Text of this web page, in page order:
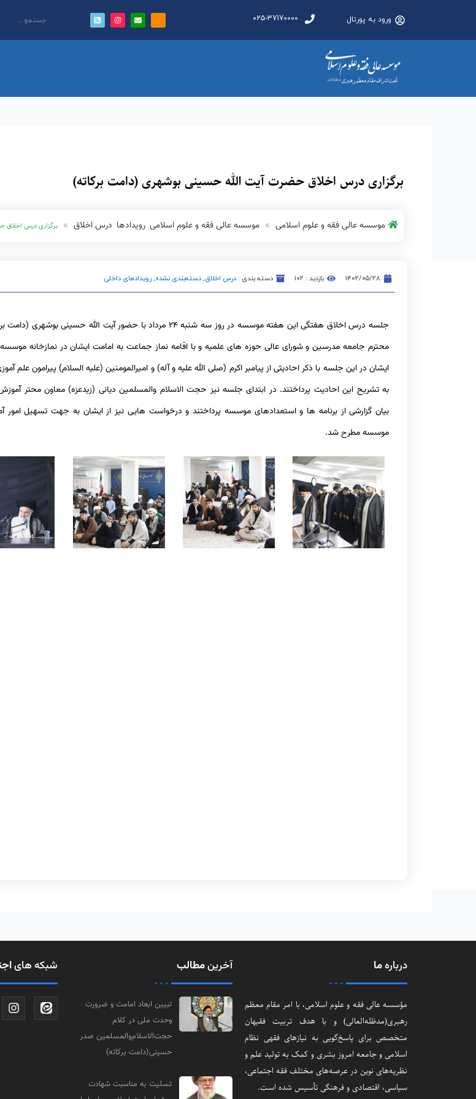
ورود به پورتال 025-37170000
برگزاری درس اخلاق حضرت آیت الله حسینی بوشهری (دامت برکاته)
موسسه عالی فقه و علوم اسلامی موسسه عالی فقه و علوم اسلامی رویدادها درس اخلاق برگزاری درس اخلاق
۱۴۰۲/۰۵/۲۸ بازدید : ۱۰۲ دسته بندی :درس اخلاق,دسته‌بندی نشده,رویدادهای داخلی
جلسه درس اخلاق هفتگی این هفته موسسه در روز سه شنبه ۲۴ مرداد با حضور آیت الله حسینی
محترم جامعه مدرسین و شورای عالی حوزه های علمیه و با اقامه نماز جماعت به امامت ایشان در نمازخانه موسسه
ایشان در این جلسه با ذکر احادیثی از پیامبر اکرم (صلی الله علیه و آله) و امیرالمومنین (علیه السلام) پیرامون علم
به تشریح این احادیث پرداختند. در ابتدای جلسه نیز حجت الاسلام والمسلمین دیانی (زیدعزه) معاون محتر
بیان گزارشی از برنامه ها و استعدادهای موسسه پرداختند و درخواست هایی نیز از ایشان به جهت تسهیل امور
موسسه مطرح شد.
دربارهما
مؤسسه عالی فقه و علوم اسلامی، با امر مقام معظم
رهبری(مد‌ظله‌العالی) و با هدف تربیت فقیهان
متخصص برای پاسخ‌گویی به نیازهای فقهی نظام
اسلامی و جامعه امروز بشری و کمک به تولید علم و
نظریه‌های نوین در عرصه‌های مختلف فقه اجتماعی‌،
سیاسی‌، اقتصادی و فرهنگی تأسیس شده است.
آخرینمطالب
تبیین ابعاد امامت و ضرورت
وحدت ملی در کلام
حجت‌الاسلام‌والمسلمین صدر
حسینی(دامت‌ برکاته)
تسلیت به مناسبت شهادت
شبکه های